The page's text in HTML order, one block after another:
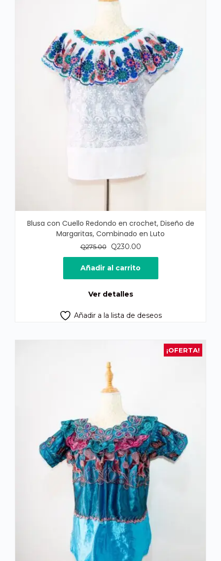
Blusa con Cuello Redondo en crochet, Diseño de
Margaritas, Combinado en Luto
Q275.00
El
precio
original
era:
Q230.00El
precio
actual
es:
Añadir al carrito
Ver detalles
Añadir a la lista de deseos
¡OFERTA!